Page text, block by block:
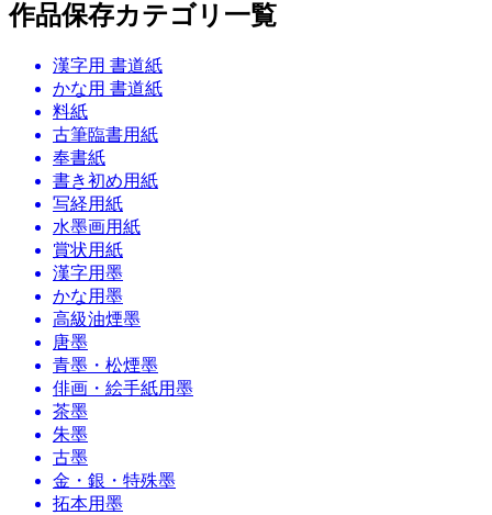
作品保存カテゴリ一覧
漢字用 書道紙
かな用 書道紙
料紙
古筆臨書用紙
奉書紙
書き初め用紙
写経用紙
水墨画用紙
賞状用紙
漢字用墨
かな用墨
高級油煙墨
唐墨
青墨・松煙墨
俳画・絵手紙用墨
茶墨
朱墨
古墨
金・銀・特殊墨
拓本用墨